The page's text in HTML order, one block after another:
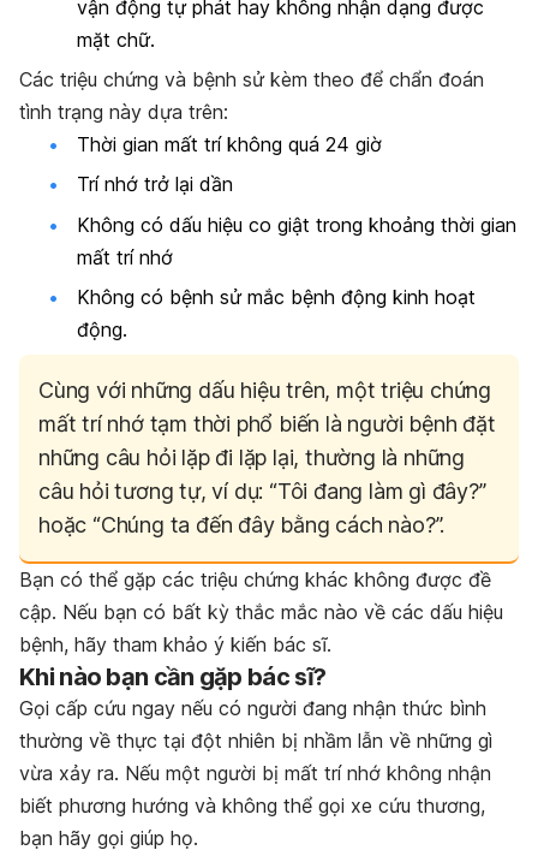
vận động tự phát hay không nhận dạng được
mặt chữ.
Các triệu chứng và bệnh sử kèm theo để chẩn đoán
tình trạng này dựa trên:
Thời gian mất trí không quá 24 giờ
Trí nhớ trở lại dần
Không có dấu hiệu co giật trong khoảng thời gian
mất trí nhớ
Không có bệnh sử mắc bệnh động kinh hoạt
động.
Cùng với những dấu hiệu trên, một triệu chứng
mất trí nhớ tạm thời phổ biến là người bệnh đặt
những câu hỏi lặp đi lặp lại, thường là những
câu hỏi tương tự, ví dụ: “Tôi đang làm gì đây?”
hoặc “Chúng ta đến đây bằng cách nào?”.
Bạn có thể gặp các triệu chứng khác không được đề
cập. Nếu bạn có bất kỳ thắc mắc nào về các dấu hiệu
bệnh, hãy tham khảo ý kiến bác sĩ.
Khi nào bạn cần gặp bác sĩ?
Gọi cấp cứu ngay nếu có người đang nhận thức bình
thường về thực tại đột nhiên bị nhầm lẫn về những gì
vừa xảy ra. Nếu một người bị mất trí nhớ không nhận
biết phương hướng và không thể gọi xe cứu thương,
bạn hãy gọi giúp họ.